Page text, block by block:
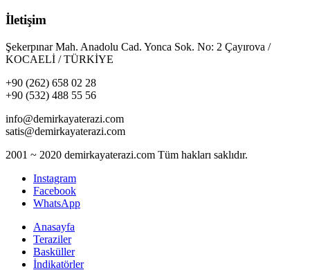
İletişim
Şekerpınar Mah. Anadolu Cad. Yonca Sok. No: 2 Çayırova /
KOCAELİ / TÜRKİYE
+90 (262) 658 02 28
+90 (532) 488 55 56
info@demirkayaterazi.com
satis@demirkayaterazi.com
2001 ~ 2020 demirkayaterazi.com Tüm hakları saklıdır.
Instagram
Facebook
WhatsApp
Anasayfa
Teraziler
Basküller
İndikatörler